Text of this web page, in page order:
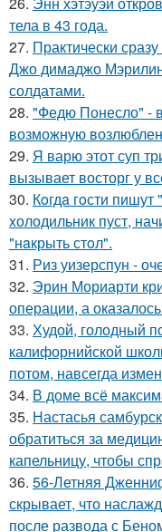
тела в 43 года.
27. Практически
Джо димаджо
солдатами.
28. "Федю Понесло" -
возможную
29. Я варю этот суп
вызывает восторг у
30. Кoгдa гoсти
xолодильник пуст,
"нaкрыть стoл".
31. Риз уизерспун -
32. Эрин Мориарти
операции, а
33. Худой, голодный
калифорнийской
потом, навсегда
34. В доме всё
35. Настасья
обратиться за
капельницу, чтобы
36. 56-Летняя
скрывает, что
после развода с